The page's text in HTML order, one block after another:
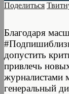
Поделиться
Благодаря
допустить
привлечь
журналистами
генеральный